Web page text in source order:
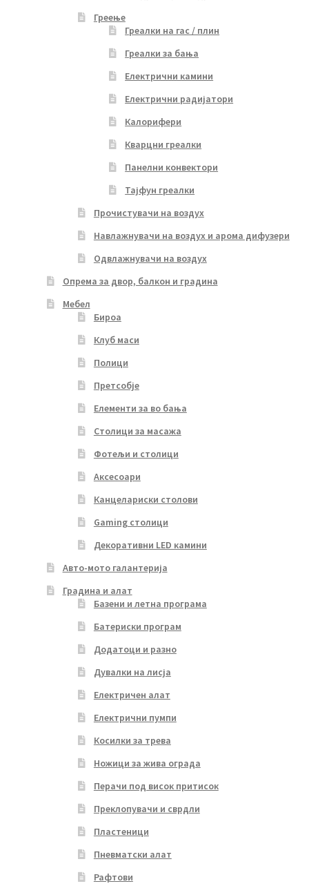
Греење
Греалки на гас / плин
Греалки за бања
Електрични камини
Електрични радијатори
Калорифери
Кварцни греалки
Панелни конвектори
Тајфун греалки
Прочистувачи на воздух
Навлажнувачи на воздух и арома дифузери
Одвлажнувачи на воздух
Опрема за двор, балкон и градина
Мебел
Бироа
Клуб маси
Полици
Претсобје
Елементи за во бања
Столици за масажа
Фотељи и столици
Аксесоари
Канцелариски столови
Gaming столици
Декоративни LED камини
Авто-мото галантерија
Градина и алат
Базени и летна програма
Батериски програм
Додатоци и разно
Дувалки на лисја
Електричен алат
Електрични пумпи
Косилки за трева
Ножици за жива ограда
Перачи под висок притисок
Преклопувачи и сврдли
Пластеници
Пневматски алат
Рафтови